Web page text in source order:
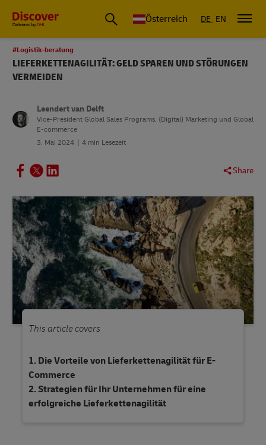
Österreich DE EN
#Logistik-beratung
LIEFERKETTENAGILITÄT: GELD SPAREN UND STÖRUNGEN
VERMEIDEN
Leendert van Delft
Vice-President Global Sales Programs, (Digital) Marketing und Global
E-commerce
3. Mai 2024
4 min Lesezeit
Share
This article covers
Die Vorteile von Lieferkettenagilität für E-
Commerce
Strategien für Ihr Unternehmen für eine
erfolgreiche Lieferkettenagilität